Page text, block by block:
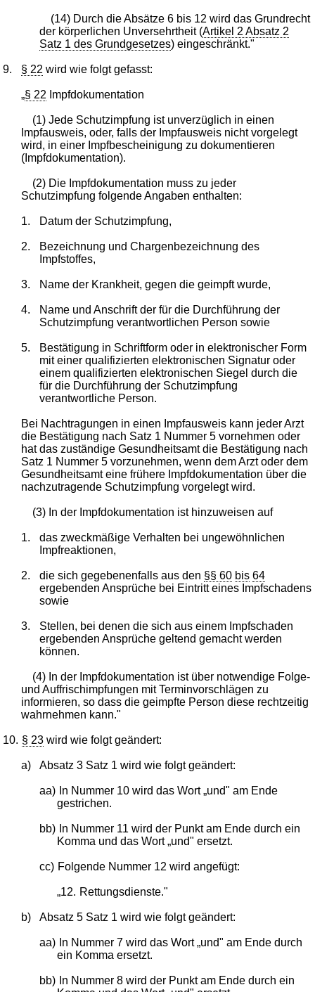
(14) Durch die Absätze 6 bis 12 wird das Grundrecht
der körperlichen Unversehrtheit (Artikel 2 Absatz 2
Satz 1 des Grundgesetzes) eingeschränkt."
9. § 22 wird wie folgt gefasst:
„§ 22 Impfdokumentation
(1) Jede Schutzimpfung ist unverzüglich in einen
Impfausweis, oder, falls der Impfausweis nicht vorgelegt
wird, in einer Impfbescheinigung zu dokumentieren
(Impfdokumentation).
(2) Die Impfdokumentation muss zu jeder
Schutzimpfung folgende Angaben enthalten:
1. Datum der Schutzimpfung,
2.
Bezeichnung und Chargenbezeichnung des
Impfstoffes,
3. Name der Krankheit, gegen die geimpft wurde,
4.
Name und Anschrift der für die Durchführung der
Schutzimpfung verantwortlichen Person sowie
5.
Bestätigung in Schriftform oder in elektronischer Form
mit einer qualifizierten elektronischen Signatur oder
einem qualifizierten elektronischen Siegel durch die
für die Durchführung der Schutzimpfung
verantwortliche Person.
Bei Nachtragungen in einen Impfausweis kann jeder Arzt
die Bestätigung nach Satz 1 Nummer 5 vornehmen oder
hat das zuständige Gesundheitsamt die Bestätigung nach
Satz 1 Nummer 5 vorzunehmen, wenn dem Arzt oder dem
Gesundheitsamt eine frühere Impfdokumentation über die
nachzutragende Schutzimpfung vorgelegt wird.
(3) In der Impfdokumentation ist hinzuweisen auf
1.
das zweckmäßige Verhalten bei ungewöhnlichen
Impfreaktionen,
2. die sich gegebenenfalls aus den §§ 60 bis 64
ergebenden Ansprüche bei Eintritt eines Impfschadens
sowie
3.
Stellen, bei denen die sich aus einem Impfschaden
ergebenden Ansprüche geltend gemacht werden
können.
(4) In der Impfdokumentation ist über notwendige Folge-
und Auffrischimpfungen mit Terminvorschlägen zu
informieren, so dass die geimpfte Person diese rechtzeitig
wahrnehmen kann."
10. § 23 wird wie folgt geändert:
a) Absatz 3 Satz 1 wird wie folgt geändert:
aa)
In Nummer 10 wird das Wort „und" am Ende
gestrichen.
bb)
In Nummer 11 wird der Punkt am Ende durch ein
Komma und das Wort „und" ersetzt.
cc) Folgende Nummer 12 wird angefügt:
„12. Rettungsdienste."
b) Absatz 5 Satz 1 wird wie folgt geändert:
aa)
In Nummer 7 wird das Wort „und" am Ende durch
ein Komma ersetzt.
bb)
In Nummer 8 wird der Punkt am Ende durch ein